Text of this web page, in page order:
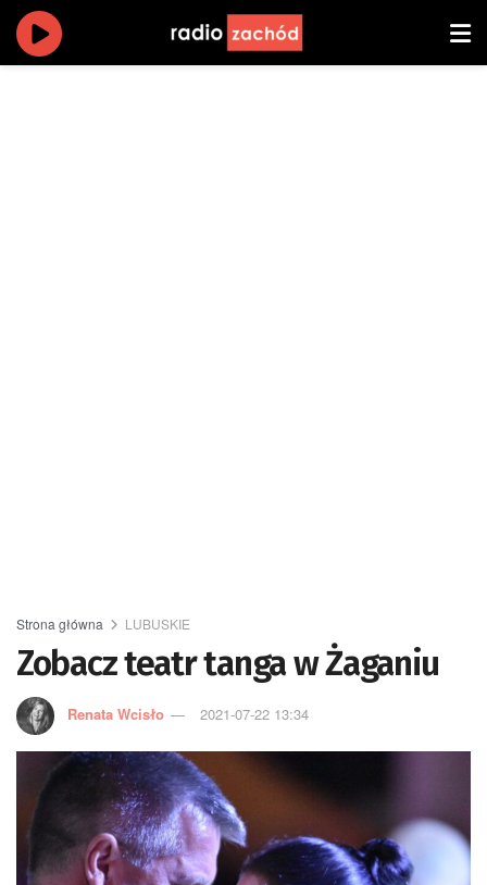
Strona główna LUBUSKIE
Zobacz teatr tanga w Żaganiu
Renata Wcisło 2021-07-22 13:34